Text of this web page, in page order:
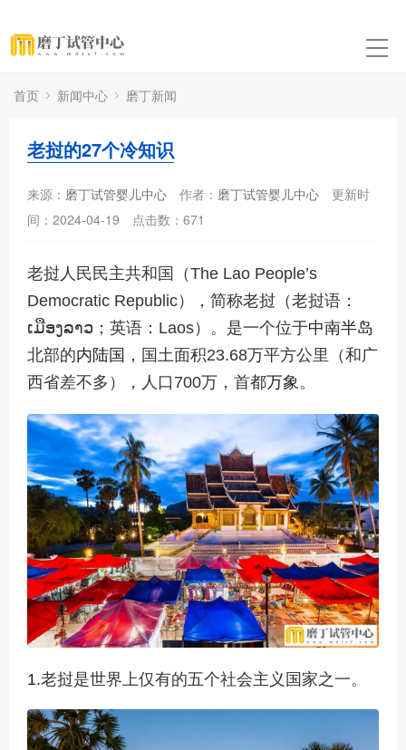
首页 新闻中心 磨丁新闻
老挝的27个冷知识
来源： 磨丁试管婴儿中心 作者： 磨丁试管婴儿中心
更新时
间：2024-04-19
点击数： 671
老挝人民民主共和国（The Lao People’s
Democratic Republic），简称老挝（老挝语：
ເມືອງລາວ；英语：Laos）。是一个位于中南半岛
北部的内陆国 ，国土面积23.68万平方公里（和广
西省差不多），人口700万，首都万象。
1.老挝是世界上仅有的五个社会主义国家之一。